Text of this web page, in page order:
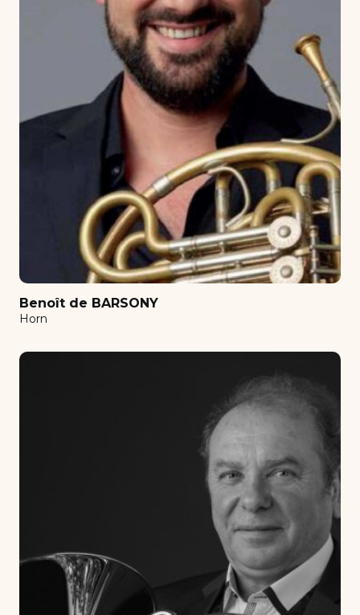
Clarinet
Comédie Musicale
Composition
Conducting orchestra
Contemporain
Counterpoint - Fugue
Decryption
Diction for singers
Double Bass
Ensemble clarinettes
Film scoring
Flutes set
Histoire de la musique / Harmonie Jazz
History and analysis of contemporary music
Introductory workshop to conducting
ensembles
Jazz
Benoît de BARSONY
Horn